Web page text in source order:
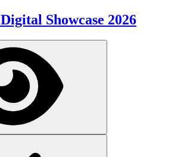
Showcase 2026